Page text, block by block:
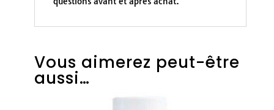
Vous aimerez peut-être
aussi…